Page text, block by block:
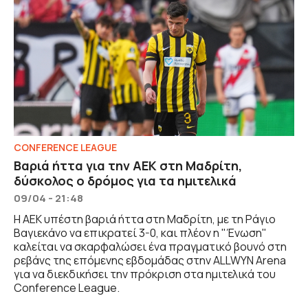
CONFERENCE LEAGUE
Βαριά ήττα για την ΑΕΚ στη Μαδρίτη,
δύσκολος ο δρόμος για τα ημιτελικά
09/04 - 21:48
Η ΑΕΚ υπέστη βαριά ήττα στη Μαδρίτη, με τη Ράγιο
Βαγιεκάνο να επικρατεί 3-0, και πλέον η "Ένωση"
καλείται να σκαρφαλώσει ένα πραγματικό βουνό στη
ρεβάνς της επόμενης εβδομάδας στην ALLWYN Arena
για να διεκδικήσει την πρόκριση στα ημιτελικά του
Conference League.